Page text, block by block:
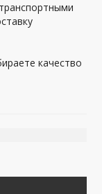
качество